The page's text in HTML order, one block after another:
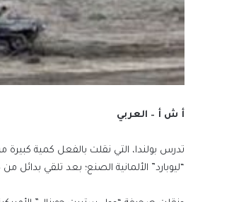
أ ش أ – العربي
تدرس بولندا، التي نقلت بالفعل كمية كبيرة من
“ليوبارد” الألمانية الصنع؛ بعد تلقي بدائل من